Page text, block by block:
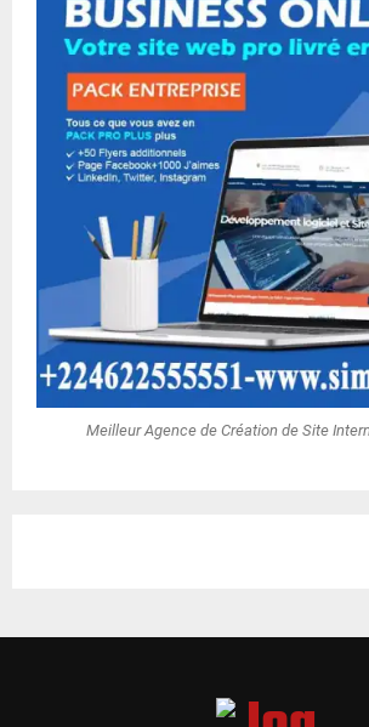
Meilleur Agence de Création de Site